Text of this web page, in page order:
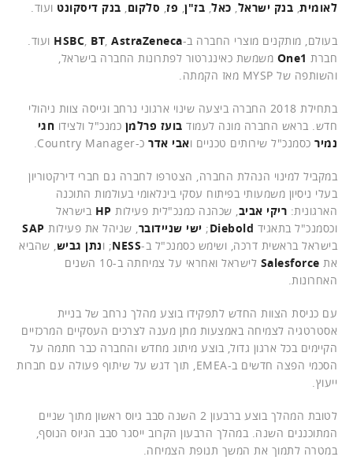
לאומית, בנק ישראל, כאל, בז"ן, פז, סלקום, בנק דיסקונט ועוד.
בעולם, מותקנים מוצרי החברה ב- HSBC, BT, AstraZeneca
ועוד.
חברת
משמשת כאינגרטור לפתרונות החברה בישראל,
והשותפה של MYSP מאז הקמתה.
בתחילת 2018 החברה ביצעה שינוי ארגוני נרחב וגייסה צוות ניהולי
חדש. בראש החברה מונה לעמוד בועז פרלמן כמנכ"ל ולצידו חגי
נמיר כסמנכ"ל שירותים טכניים ואבי אדר כ-Country Manager.
במקביל למינוי הנהלת החברה, הצטרפו לחברה גם חברי דירקטוריון
בעלי ניסיון משמעותי בפיתוח עסקי בינלאומי בעולמות התוכנה
הארגונית: ריקי אביב, שכהנה כמנכ"לית פעילות HP בישראל
וכסמנכ"ל בתאגיד Diebold
; ישי שניידובר, שניהל את פעילות SAP
בישראל בראשית דרכה, ושימש כסמנכ"ל ב-NESS; ונתן גביש, שהביא
את Salesforce
לישראל ואחראי על צמיחתה ב-10 השנים
האחרונות.
עם כניסת הצוות החדש לתפקידו בוצע מהלך נרחב של בניית
אסטרטגיה לצמיחה באמצעות מתן מענה לצרכים העסקיים המרכזיים
הקיימים בכל ארגון גדול, בוצע מיתוג מחדש והחברה כבר חתמה על
הסכמי הפצה חדשים ב-EMEA, תוך דגש על שיתוף פעולה עם חברות
ייעוץ.
לטובת המהלך בוצע ברבעון 2 השנה סבב גיוס ראשון מתוך שניים
המתוכננים השנה. במהלך הרבעון הקרוב ייסגר סבב הגיוס הנוסף,
במטרה לתמוך את המשך תנופת הצמיחה.